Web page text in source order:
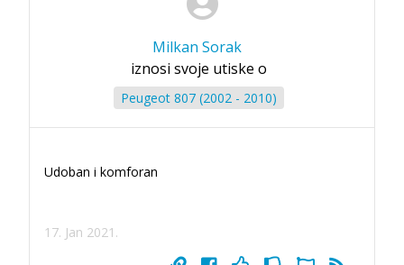
Milkan Sorak
iznosi svoje utiske o
Peugeot 807 (2002 - 2010)
Udoban i komforan
17. Jan 2021.